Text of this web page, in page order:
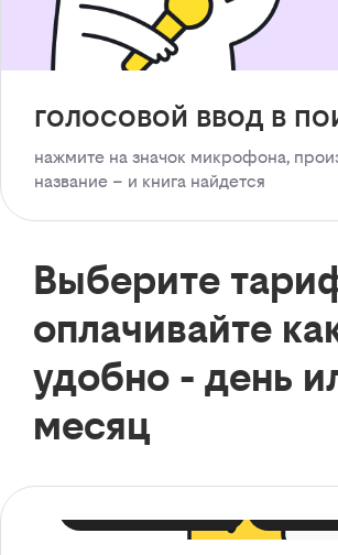
голосовой ввод в
нажмите на значок микрофона,
название – и книга найдется
Выберите
оплачивайте
удобно - день
месяц